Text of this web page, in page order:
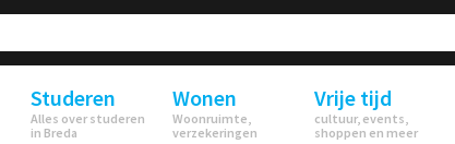
Studeren
Alles over studeren
in Breda
Wonen
Woonruimte,
verzekeringen
Vrije tijd
cultuur, events,
shoppen en meer